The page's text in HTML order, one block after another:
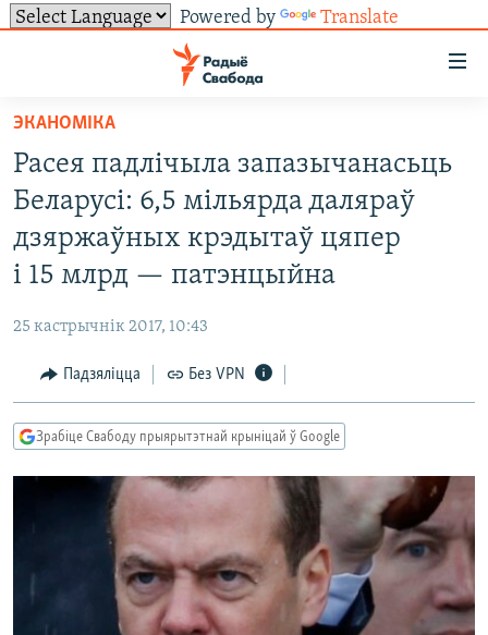
Powered by Translate
ўнівэрсальнага
доступу
Перайсьці
да
галоўнага
зьместу
Перайсьці
да
галоўнай
навігацыі
Перайсьці
да
пошуку
ВІДЭА І ФОТА
ЛЮДЗІ
ЭКАНОМІКА
ВАЙНА
БЕЛАРУСЫ НА ВАЙНЕ
КАЛЯНДАР
ТОЛЬКІ НА СВАБОДЗЕ
БЛОГІ
ПАДКАСТЫ
КНІГІ
АЎДЫЁКНІГІ
НА ХВАЛЯХ СВАБОДЫ
СУВЯЗЬ
АБЫСЬЦІ БЛЯКАВАНЬНЕ
ПАДПІСАЦЦА
ПАДКАСТЫ
FACEBOOK
TWITTER
САЧЫЦЕ ЗА АБНАЎЛЕНЬНЯМІ
ЭКАНОМІКА
Расея падлічыла запазычанасьць
Беларусі: 6,5 мільярда даляраў
дзяржаўных крэдытаў цяпер
і 15 млрд — патэнцыйна
25 кастрычнік 2017, 10:43
Падзяліцца Без VPN
Зрабіце Свабоду прыярытэтнай крыніцай ў Google